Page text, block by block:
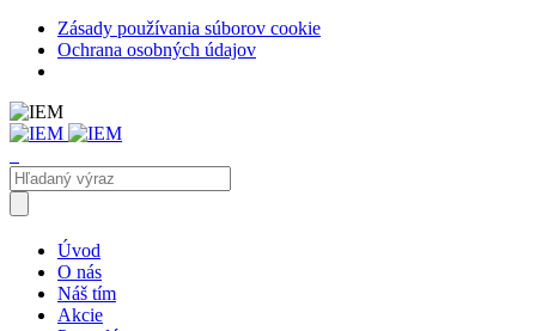
Zásady používania súborov cookie
Ochrana osobných údajov
Úvod
O nás
Náš tím
Akcie